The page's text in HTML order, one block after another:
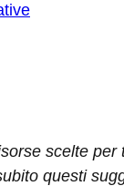
scelte per
questi